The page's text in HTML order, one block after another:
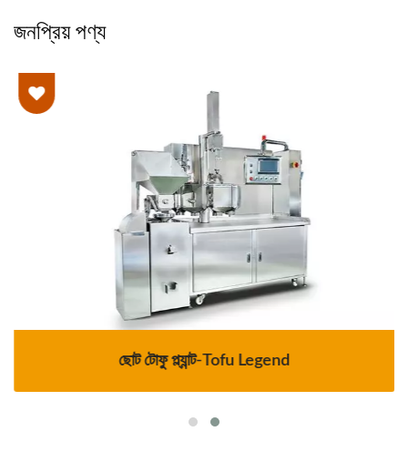
জনপ্রিয় পণ্য
ছোট টোফু প্ল্যান্ট-Tofu Legend